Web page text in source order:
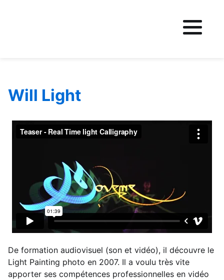
Will Light
De formation audiovisuel (son et vidéo), il découvre le
Light Painting photo en 2007. Il a voulu très vite
apporter ses compétences professionnelles en vidéo